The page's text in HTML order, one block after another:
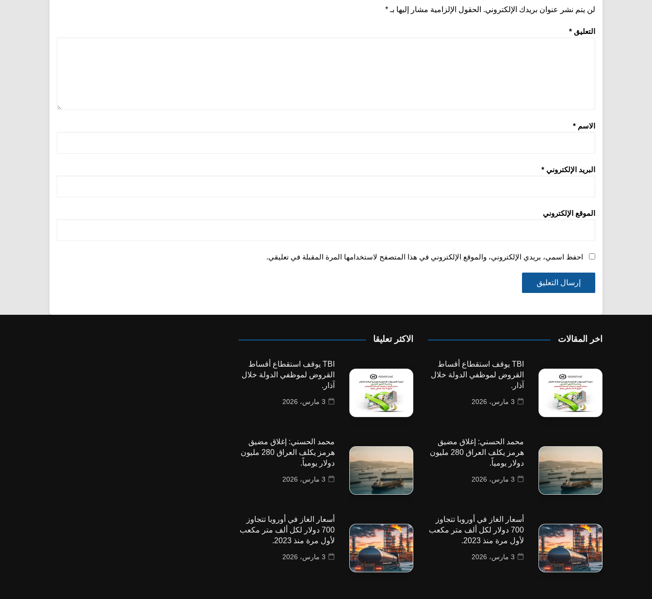
لن يتم نشر عنوان بريدك الإلكتروني. الحقول الإلزامية مشار إليها بـ *
التعليق *
الاسم *
البريد الإلكتروني *
الموقع الإلكتروني
احفظ اسمي، بريدي الإلكتروني، والموقع الإلكتروني في هذا المتصفح لاستخدامها المرة المقبلة في تعليقي.
اخر المقالات
TBI يوقف استقطاع أقساط
القروض لموظفي الدولة خلال
آذار.
3 مارس، 2026
محمد الحسني: إغلاق مضيق
هرمز يكلف العراق 280 مليون
دولار يومياً.
3 مارس، 2026
أسعار الغاز في أوروبا تتجاوز
700 دولار لكل ألف متر مكعب
لأول مرة منذ 2023.
3 مارس، 2026
الاكثر تعليقا
TBI يوقف استقطاع أقساط
القروض لموظفي الدولة خلال
آذار.
3 مارس، 2026
محمد الحسني: إغلاق مضيق
هرمز يكلف العراق 280 مليون
دولار يومياً.
3 مارس، 2026
أسعار الغاز في أوروبا تتجاوز
700 دولار لكل ألف متر مكعب
لأول مرة منذ 2023.
3 مارس، 2026